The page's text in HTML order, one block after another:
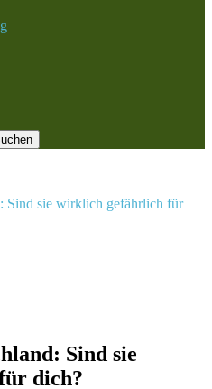
Sind sie wirklich gefährlich für
Sind sie
dich?